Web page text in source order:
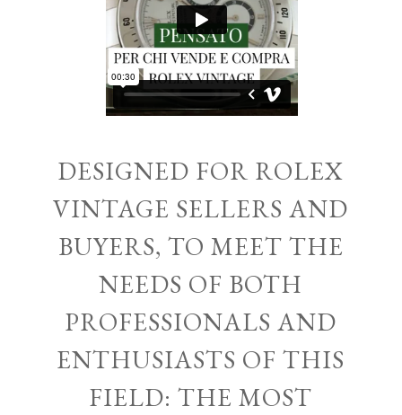
DESIGNED FOR ROLEX
VINTAGE SELLERS AND
BUYERS, TO MEET THE
NEEDS OF BOTH
PROFESSIONALS AND
ENTHUSIASTS OF THIS
FIELD: THE MOST